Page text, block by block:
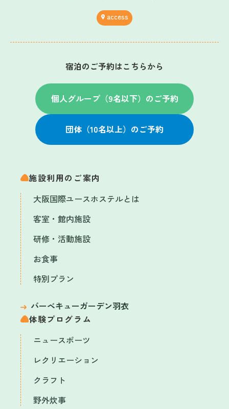
access
宿泊のご予約はこちらから
個人グループ（9名以下）のご予約
団体（10名以上）のご予約
施設利用のご案内
大阪国際ユースホステルとは
客室・館内施設
研修・活動施設
お食事
特別プラン
バーベキューガーデン羽衣
体験プログラム
ニュースポーツ
レクリエーション
クラフト
野外炊事